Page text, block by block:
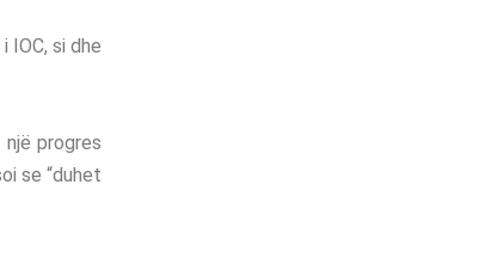
IOC, si dhe
progres
se “duhet